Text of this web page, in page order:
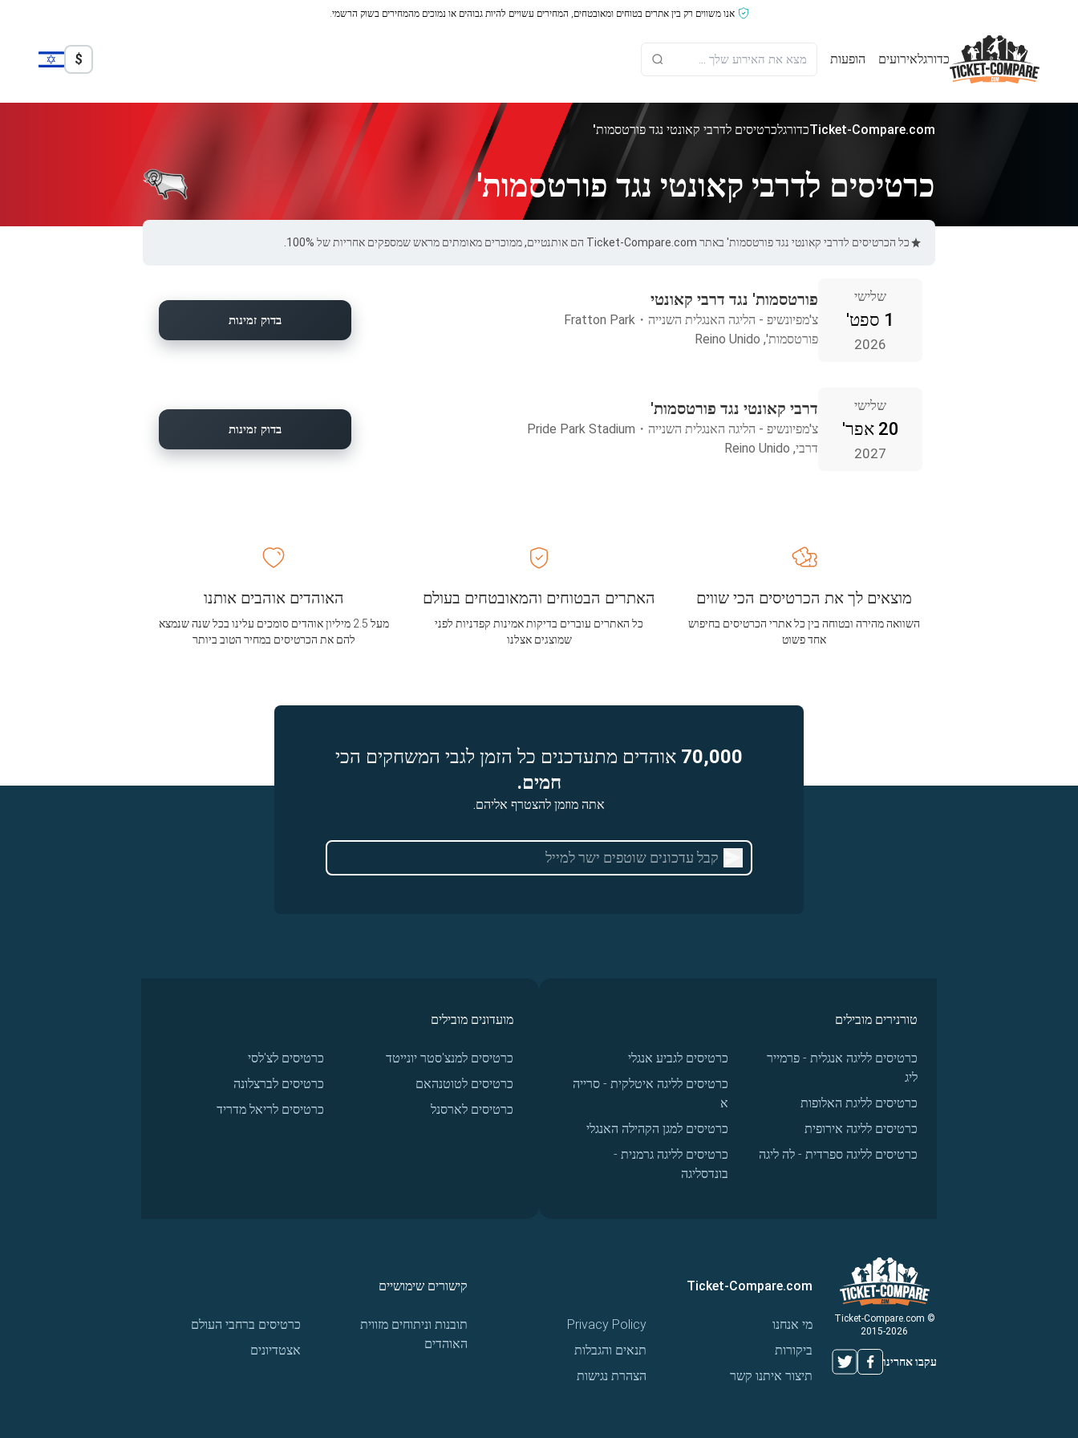
אנו משווים רק בין אתרים בטוחים ומאובטחים, המחירים עשויים להיות גבוהים או נמוכים מהמחירים בשוק הרשמי.
כדורגלאירועים הופעות $
Ticket-Compare.comכדורגלכרטיסים לדרבי קאונטי נגד פורטסמות'
כרטיסים לדרבי קאונטי נגד פורטסמות'
כל הכרטיסים לדרבי קאונטי נגד פורטסמות' באתר Ticket-Compare.com הם אותנטיים, ממוכרים מאומתים מראש שמספקים אחריות של 100%.
שלישי
1 ספט'
2026
פורטסמות' נגד דרבי קאונטי
צ'מפיונשיפ - הליגה האנגלית השנייה ・
Fratton Park
פורטסמות', Reino Unido
בדוק זמינות
שלישי
20 אפר'
2027
דרבי קאונטי נגד פורטסמות'
צ'מפיונשיפ - הליגה האנגלית השנייה ・
Pride Park Stadium
דרבי, Reino Unido
בדוק זמינות
האתרים הבטוחים והמאובטחים בעולם
כל האתרים עוברים בדיקות אמינות קפדניות לפני
שמוצגים אצלנו
מוצאים לך את הכרטיסים הכי שווים
השוואה מהירה ובטוחה בין כל אתרי הכרטיסים בחיפוש
אחד פשוט
האוהדים אוהבים אותנו
מעל 2.5 מיליון אוהדים סומכים עלינו בכל שנה שנמצא
להם את הכרטיסים במחיר הטוב ביותר
70,000 אוהדים מתעדכנים כל הזמן לגבי המשחקים הכי
חמים.
אתה מוזמן להצטרף אליהם.
טורנירים מובילים
כרטיסים לליגה אנגלית - פרמייר
ליג
כרטיסים לליגת האלופות
כרטיסים לליגה אירופית
כרטיסים לליגה ספרדית - לה ליגה
כרטיסים לגביע אנגלי
כרטיסים לליגה איטלקית - סרייה
א
כרטיסים למגן הקהילה האנגלי
כרטיסים לליגה גרמנית -
בונדסליגה
מועדונים מובילים
כרטיסים למנצ'סטר יונייטד
כרטיסים לטוטנהאם
כרטיסים לארסנל
כרטיסים לצ'לסי
כרטיסים לברצלונה
כרטיסים לריאל מדריד
© Ticket-Compare.com
2015-2026
עקבו אחרינו
Ticket-Compare.com
מי אנחנו
ביקורות
תיצור איתנו קשר
Privacy Policy
תנאים והגבלות
הצהרת נגישות
קישורים שימושיים
תובנות וניתוחים מזווית
האוהדים
כרטיסים ברחבי העולם
אצטדיונים